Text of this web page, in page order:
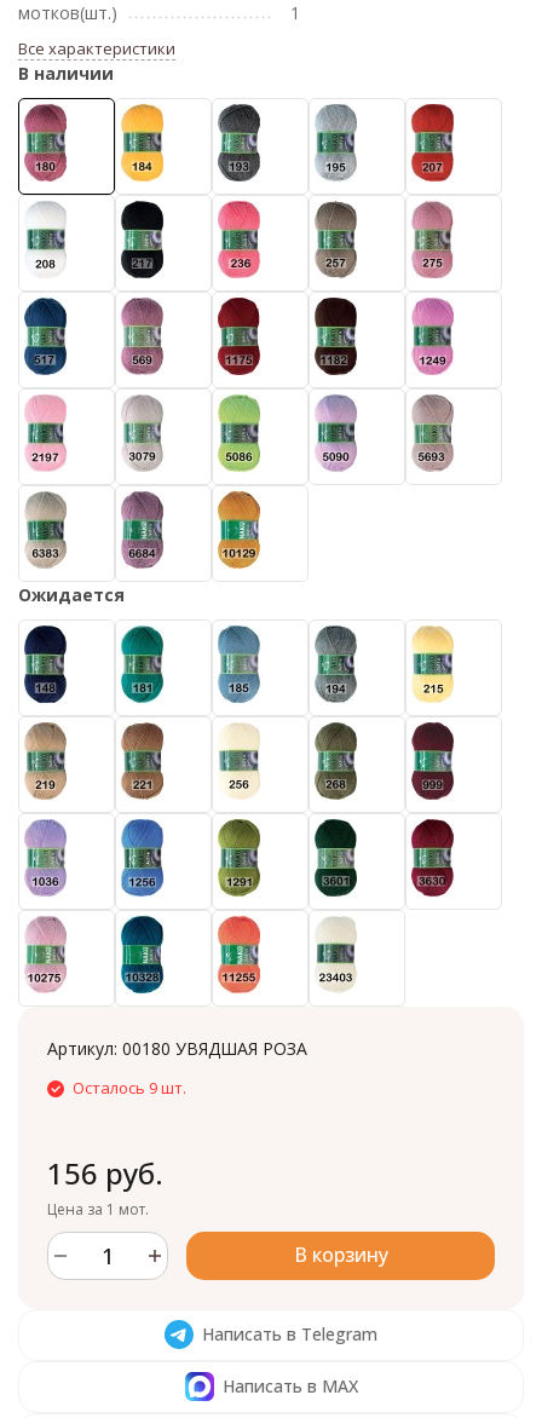
мотков(шт.)
1
Все характеристики
В наличии
Ожидается
Артикул: 00180 УВЯДШАЯ РОЗА
Осталось 9 шт.
156 руб.
Цена за 1 мот.
В корзину
Написать в Telegram
Написать в MAX